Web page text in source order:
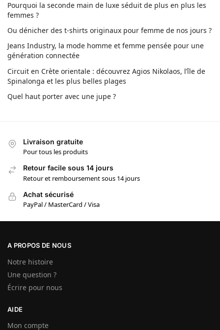
Pourquoi la seconde main de luxe séduit de plus en plus les
femmes ?
Ou dénicher des t-shirts originaux pour femme de nos jours ?
Jeans Industry, la mode homme et femme pensée pour une
génération connectée
Circuit en Crète orientale : découvrez Agios Nikolaos, l’île de
Spinalonga et les plus belles plages
Quel haut porter avec une jupe ?
Livraison gratuite
Pour tous les produits
Retour facile sous 14 jours
Retour et remboursement sous 14 jours
Achat sécurisé
PayPal / MasterCard / Visa
A PROPOS DE NOUS
Notre histoire
Une question ?
Écrire pour nous
AIDE
Mon compte